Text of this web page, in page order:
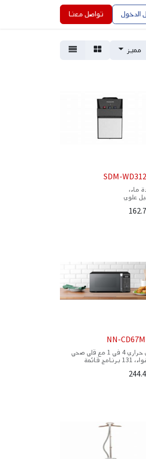
الدخول تواصل معنا
مميز
SDM-
ماء،
علوي
NN-
فرن حراري 4 في 1 مع قلي صحي
بالهواء، 131 برنامج قائمة